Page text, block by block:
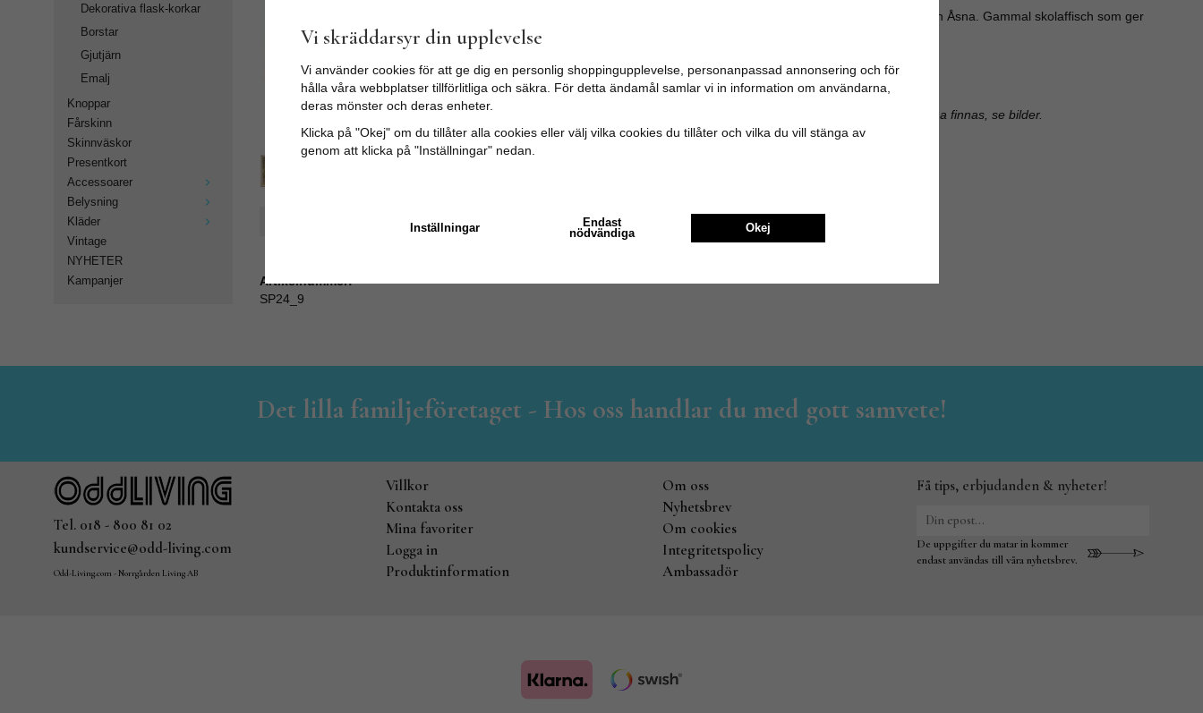
Dekorativa flask-korkar
Borstar
Gjutjärn
Emalj
Knoppar
Fårskinn
Skinnväskor
Presentkort
Accessoarer
Belysning
Kläder
Vintage
NYHETER
Kampanjer
Äkta gammaldags Skolplansch med målat motiv av en Åsna. Gammal skolaffisch som ger
Storlek: Bredd: 88 cm x Höjd: 67 cm
Eftersom det är vintage kan visst brukslitage och patina finnas, se bilder.
Artikelnummer:
SP24_9
Det lilla familjeföretaget - Hos oss handlar du med gott samvete!
Tel. 018 - 800 81 02
kundservice@odd-living.com
Odd-Living.com - Norrgården Living AB
Villkor
Kontakta oss
Mina favoriter
Logga in
Produktinformation
Om oss
Nyhetsbrev
Om cookies
Integritetspolicy
Ambassadör
Få tips, erbjudanden & nyheter!
De uppgifter du matar in kommer
endast användas till våra nyhetsbrev.
Vi skräddarsyr din upplevelse
Vi använder cookies för att ge dig en personlig shoppingupplevelse, personanpassad annonsering och för
hålla våra webbplatser tillförlitliga och säkra. För detta ändamål samlar vi in information om användarna,
deras mönster och deras enheter.
Klicka på "Okej" om du tillåter alla cookies eller välj vilka cookies du tillåter och vilka du vill stänga av
genom att klicka på "Inställningar" nedan.
Inställningar
Endast
nödvändiga
Okej